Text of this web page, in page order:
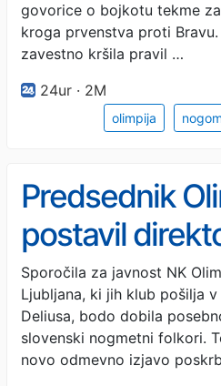
govorice o bojkotu tekme
kroga prvenstva proti
zavestno kršila pravil …
24ur · 2M
olimpija
Predsednik
postavil
Sporočila za javnost NK
Ljubljana, ki jih klub pošilja v
Deliusa, bodo dobila
slovenski nogmetni folkori.
novo odmevno izjavo